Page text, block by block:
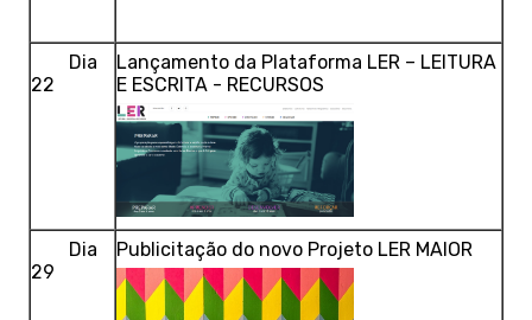
Dia
22
Lançamento da Plataforma LER – LEITURA
E ESCRITA - RECURSOS
Dia
29
Publicitação do novo Projeto LER MAIOR